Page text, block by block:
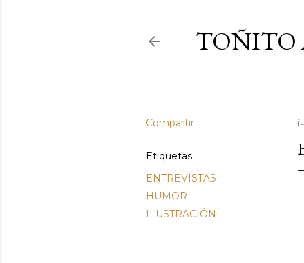
TOÑITO
Compartir
Etiquetas
ENTREVISTAS
HUMOR
ILUSTRACIÓN